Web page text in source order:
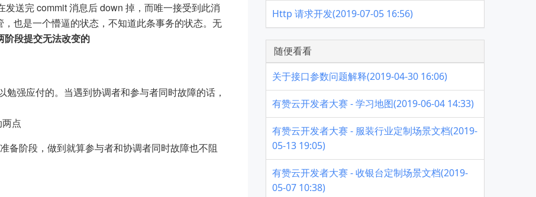
发送完 commit 消息后 down 掉，而唯一接受到此消
也是一个懵逼的状态，不知道此条事务的状态。无
阶段提交无法改变的
强应付的。当遇到协调者和参与者同时故障的话，
点
备阶段，做到就算参与者和协调者同时故障也不阻
Http 请求开发(2019-07-05 16:56)
随便看看
关于接口参数问题解释(2019-04-30 16:06)
有赞云开发者大赛 - 学习地图(2019-06-04 14:33)
有赞云开发者大赛 - 服装行业定制场景文档(2019-
05-13 19:05)
有赞云开发者大赛 - 收银台定制场景文档(2019-
05-07 10:38)